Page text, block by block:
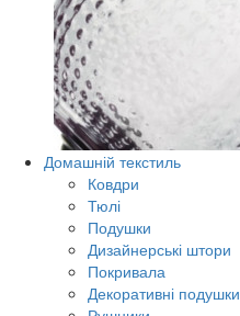
Домашній текстиль
Ковдри
Тюлі
Подушки
Дизайнерські штори
Покривала
Декоративні подушки